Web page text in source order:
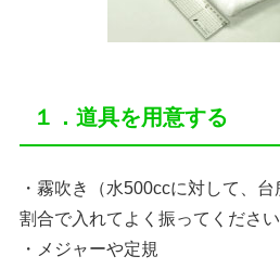
１．道具を用意する
・霧吹き（水500ccに対して、
割合で入れてよく振ってください
・メジャーや定規